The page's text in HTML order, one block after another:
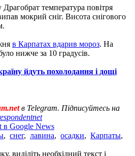
температура повітря
мокрий сніг. Висота снігового
в Карпатах вдарив мороз. На
нижче за 10 градусів.
йдуть похолодання і дощі
в Telegram. Підписуйтесь на
в Google News
, снег, лавина, осадки, Карпаты,
виділіть необхідний текст і